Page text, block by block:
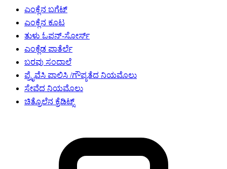
ಎಂಕ್ಲೆನ ಬಗೆಟ್
ಎಂಕ್ಲೆನ ಕೂಟ
ತುಳು ಓಪನ್-ಸೋರ್ಸ್
ಎಂಕ್ಲೆಡ ಪಾತೆರ್ಲೆ
ಬರವು ಸಂದಾಲೆ
ಪ್ರೈವೆಸಿ ಪಾಲಿಸಿ /ಗೌಪ್ಯತೆದ ನಿಯಮೊಲು
ಸೇವೆದ ನಿಯಮೊಲು
ಚಿತ್ರೊಲೆನ ಕ್ರೆಡಿಟ್ಸ್